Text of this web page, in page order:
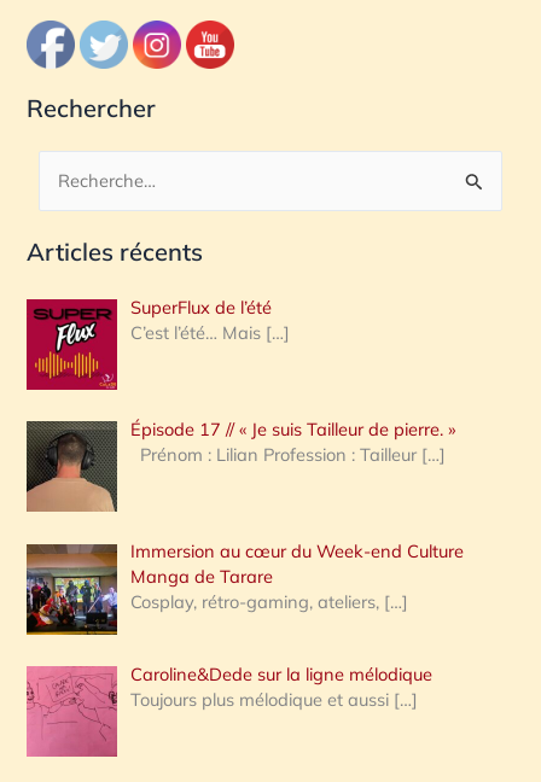
Rechercher
c
e
r
c
h
e
:
Articles récents
SuperFlux de l’été
C’est l’été… Mais […]
Épisode 17 // « Je suis Tailleur de pierre. »
Prénom : Lilian Profession : Tailleur […]
Immersion au cœur du Week-end Culture
Manga de Tarare
Cosplay, rétro-gaming, ateliers, […]
Caroline&Dede sur la ligne mélodique
Toujours plus mélodique et aussi […]